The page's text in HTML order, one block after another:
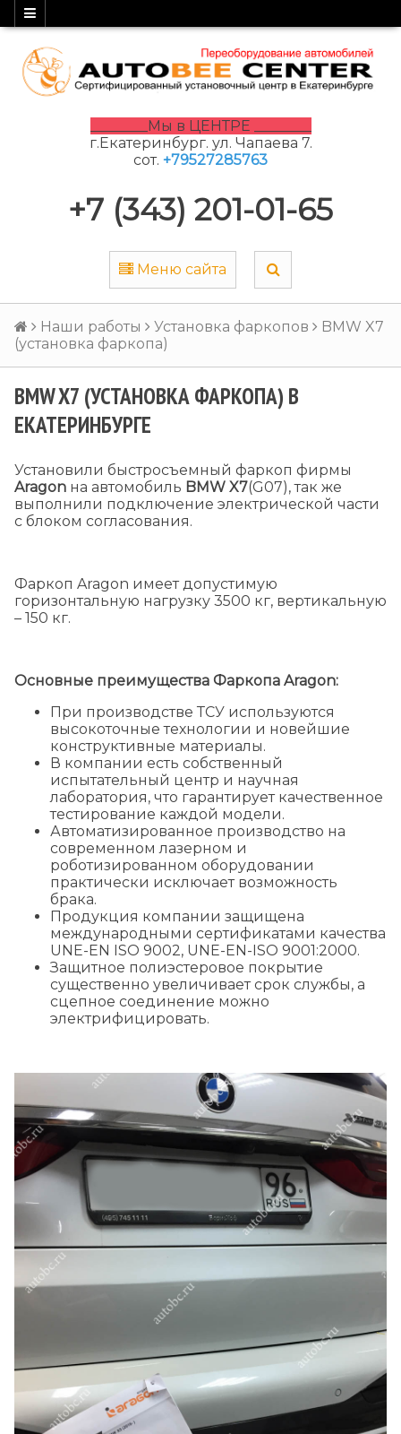
________Мы в ЦЕНТРЕ ________
г.Екатеринбург. ул. Чапаева 7.
сот. +79527285763
+7 (343) 201-01-65
Меню сайта
Наши работы Установка фаркопов
BMW X7
(установка фаркопа)
BMW X7 (УСТАНОВКА ФАРКОПА) В
ЕКАТЕРИНБУРГЕ
Установили быстросъемный фаркоп фирмы
Aragon на автомобиль BMW X7(G07), так же
выполнили подключение электрической части
с блоком согласования.
Фаркоп Aragon имеет допустимую
горизонтальную нагрузку 3500 кг, вертикальную
– 150 кг.
Основные преимущества Фаркопа Aragon:
При производстве ТСУ используются
высокоточные технологии и новейшие
конструктивные материалы.
В компании есть собственный
испытательный центр и научная
лаборатория, что гарантирует качественное
тестирование каждой модели.
Автоматизированное производство на
современном лазерном и
роботизированном оборудовании
практически исключает возможность
брака.
Продукция компании защищена
международными сертификатами качества
UNE-EN ISO 9002, UNE-EN-ISO 9001:2000.
Защитное полиэстеровое покрытие
существенно увеличивает срок службы, а
сцепное соединение можно
электрифицировать.